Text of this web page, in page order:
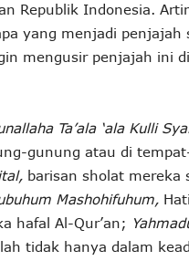
Republik Indonesia.
yang menjadi penjajah
mengusir penjajah ini
Ta’ala ‘ala Kulli
gunung atau di
barisan sholat mereka
Mashohifuhum,
hafal Al-Qur’an;
tidak hanya dalam